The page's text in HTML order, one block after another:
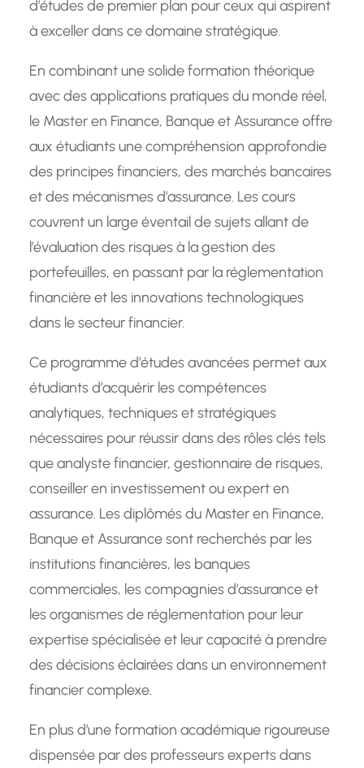
d’études de premier plan pour ceux qui aspirent
à exceller dans ce domaine stratégique.
En combinant une solide formation théorique
avec des applications pratiques du monde réel,
le Master en Finance, Banque et Assurance offre
aux étudiants une compréhension approfondie
des principes financiers, des marchés bancaires
et des mécanismes d’assurance. Les cours
couvrent un large éventail de sujets allant de
l’évaluation des risques à la gestion des
portefeuilles, en passant par la réglementation
financière et les innovations technologiques
dans le secteur financier.
Ce programme d’études avancées permet aux
étudiants d’acquérir les compétences
analytiques, techniques et stratégiques
nécessaires pour réussir dans des rôles clés tels
que analyste financier, gestionnaire de risques,
conseiller en investissement ou expert en
assurance. Les diplômés du Master en Finance,
Banque et Assurance sont recherchés par les
institutions financières, les banques
commerciales, les compagnies d’assurance et
les organismes de réglementation pour leur
expertise spécialisée et leur capacité à prendre
des décisions éclairées dans un environnement
financier complexe.
En plus d’une formation académique rigoureuse
dispensée par des professeurs experts dans